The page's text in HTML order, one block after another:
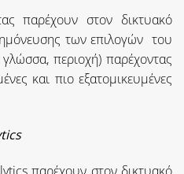
παρέχουν στον δικτυακό
των επιλογών του
περιοχή) παρέχοντας
και πιο εξατομικευμένες